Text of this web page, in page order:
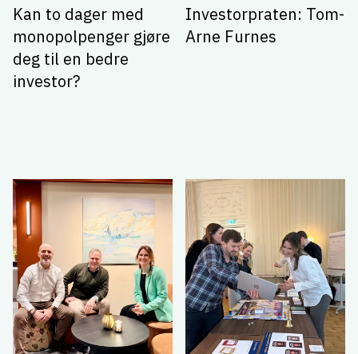
Kan to dager med
monopolpenger gjøre
deg til en bedre
investor?
Investorpraten: Tom-
Arne Furnes